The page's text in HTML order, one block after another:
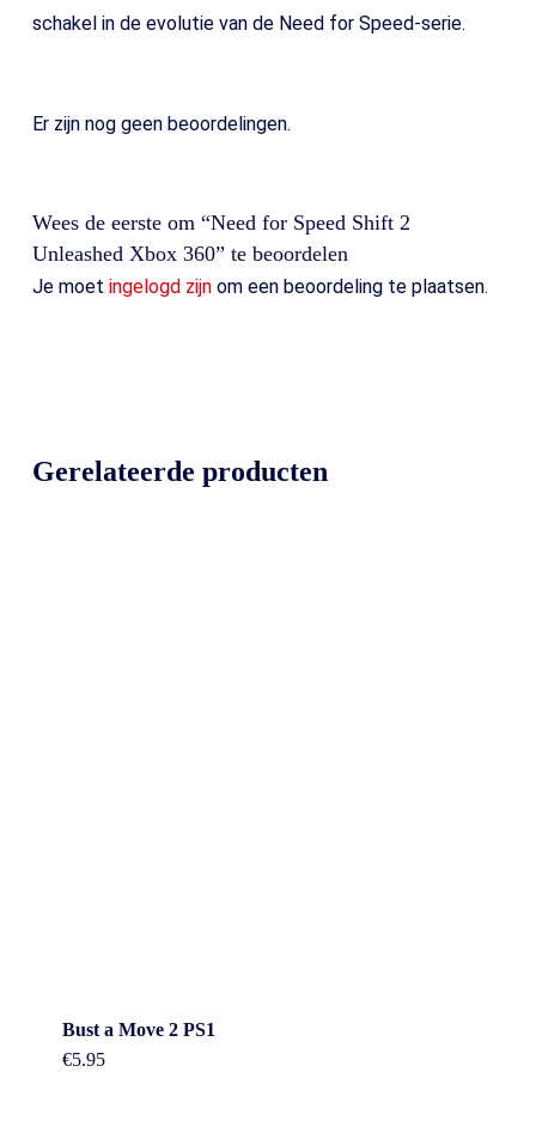
schakel in de evolutie van de Need for Speed-serie.
Er zijn nog geen beoordelingen.
Wees de eerste om “Need for Speed Shift 2
Unleashed Xbox 360” te beoordelen
Je moet ingelogd zijnom een beoordeling te plaatsen.
Gerelateerde producten
Bust a Move 2 PS1
€5.95